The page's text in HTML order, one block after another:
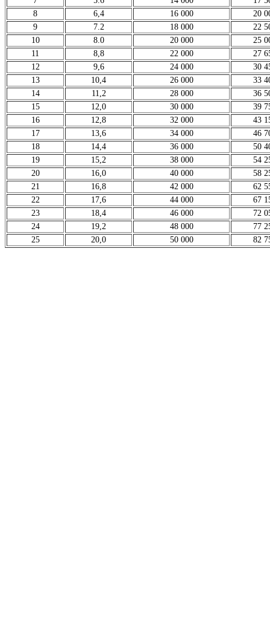
8
6,4 16 000
20
9
7.2 18 000
22
10
8.0 20 000
25
11
8,8 22 000
27
12
9,6 24 000
30
13
10,4 26 000
33
14
11,2 28 000
36
15
12,0 30 000
39
16
12,8 32 000
43
17
13,6 34 000
46
18
14,4 36 000
50
19
15,2 38 000
54
20
16,0 40 000
58
21
16,8 42 000
62
22
17,6 44 000
67
23
18,4 46 000
72
24
19,2 48 000
77
25
20,0 50 000 82